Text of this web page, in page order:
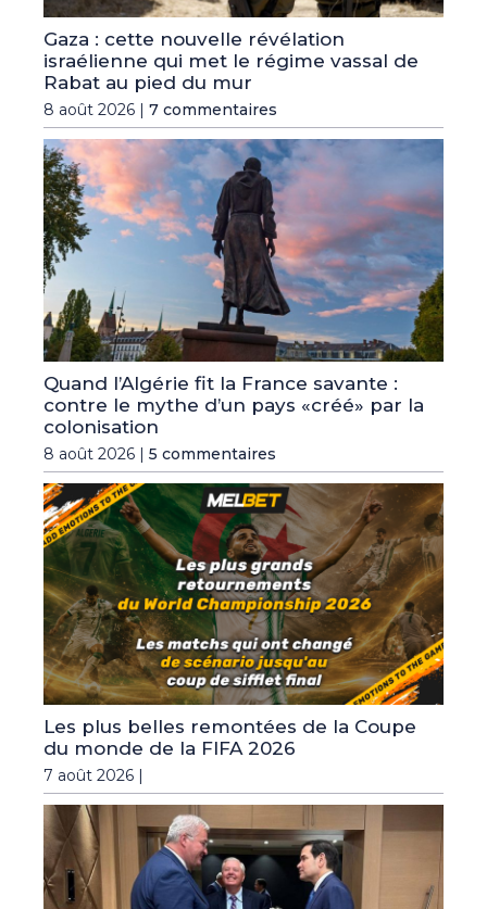
Gaza : cette nouvelle révélation
israélienne qui met le régime vassal de
Rabat au pied du mur
8 août 2026 | 7 commentaires
Quand l’Algérie fit la France savante :
contre le mythe d’un pays «créé» par la
colonisation
8 août 2026 | 5 commentaires
Les plus belles remontées de la Coupe
du monde de la FIFA 2026
7 août 2026 |